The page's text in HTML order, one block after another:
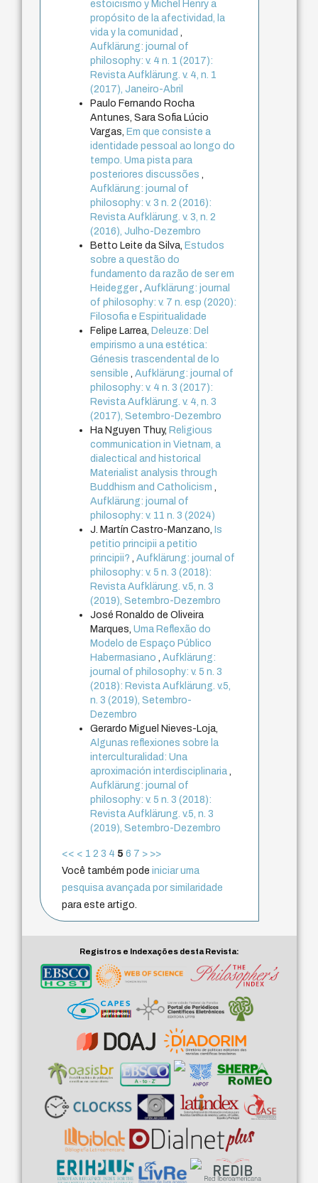
estoicismo y Michel Henry a
propósito de la afectividad, la
vida y la comunidad
Aufklärung: journal of
philosophy: v. 4 n. 1 (2017):
Revista Aufklärung. v. 4, n. 1
(2017), Janeiro-Abril
Paulo Fernando Rocha
Antunes, Sara Sofia Lúcio
Vargas, Em que consiste a
identidade pessoal ao longo do
tempo. Uma pista para
posteriores discussões
Aufklärung: journal of
philosophy: v. 3 n. 2 (2016):
Revista Aufklärung. v. 3, n. 2
(2016), Julho-Dezembro
Betto Leite da Silva, Estudos
sobre a questão do
fundamento da razão de ser em
Heidegger ,Aufklärung: journal
of philosophy: v. 7 n. esp (2020):
Filosofia e Espiritualidade
Felipe Larrea, Deleuze: Del
empirismo a una estética:
Génesis trascendental de lo
sensible
,Aufklärung: journal of
philosophy: v. 4 n. 3 (2017):
Revista Aufklärung. v. 4, n. 3
(2017), Setembro-Dezembro
Ha Nguyen Thuy, Religious
communication in Vietnam, a
dialectical and historical
Materialist analysis through
Buddhism and Catholicism
Aufklärung: journal of
philosophy: v. 11 n. 3 (2024)
J. Martín Castro-Manzano,
Is
petitio principii a petitio
principii?
,Aufklärung: journal of
philosophy: v. 5 n. 3 (2018):
Revista Aufklärung. v.5, n. 3
(2019), Setembro-Dezembro
José Ronaldo de Oliveira
Marques,Uma Reflexão do
Modelo de Espaço Público
Habermasiano
,Aufklärung:
journal of philosophy: v. 5 n. 3
(2018): Revista Aufklärung. v.5,
n. 3 (2019), Setembro-
Dezembro
Gerardo Miguel Nieves-Loja,
Algunas reflexiones sobre la
interculturalidad: Una
aproximación interdisciplinaria
Aufklärung: journal of
philosophy: v. 5 n. 3 (2018):
Revista Aufklärung. v.5, n. 3
(2019), Setembro-Dezembro
<< < 1 2 3 4 5 6 7 > >>
Você também podeiniciar uma
pesquisa avançada por similaridade
para este artigo.
Registros e Indexações desta Revista: